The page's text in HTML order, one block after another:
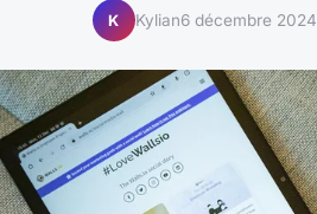
K Kylian6 décembre 2024